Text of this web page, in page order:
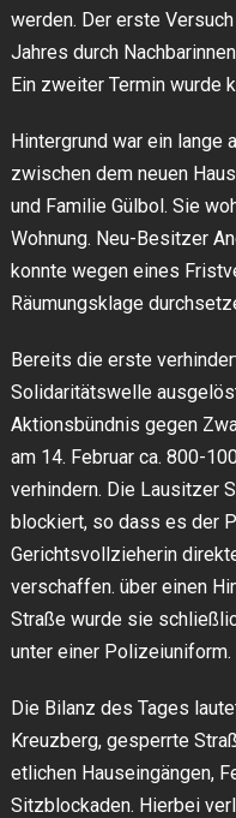
werden. Der erste
Jahres durch
Ein zweiter Termin wurde
Hintergrund war ein lange
zwischen dem neuen
und Familie Gülbol. Sie
Wohnung. Neu-Besitzer
konnte wegen eines
Räumungsklage
Bereits die erste
Solidaritätswelle
Aktionsbündnis gegen
am 14. Februar ca. 800-
verhindern. Die Lausitzer
blockiert, so dass es der
Gerichtsvollzieherin
verschaffen. über einen
Straße wurde sie
unter einer Polizeiuniform.
Die Bilanz des Tages
Kreuzberg, gesperrte
etlichen Hauseingängen,
Sitzblockaden. Hierbei